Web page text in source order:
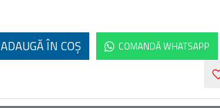
ADAUGĂ ÎN COŞ COMANDĂ WHATSAPP